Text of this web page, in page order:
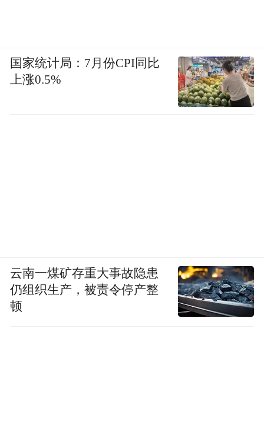
国家统计局：7月份CPI同比
上涨0.5%
云南一煤矿存重大事故隐患
仍组织生产，被责令停产整
顿